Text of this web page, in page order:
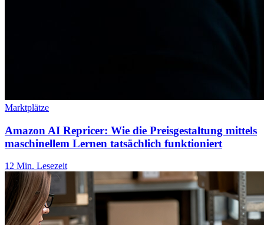
Marktplätze
Amazon AI Repricer: Wie die Preisgestaltung mittels
maschinellem Lernen tatsächlich funktioniert
12 Min. Lesezeit